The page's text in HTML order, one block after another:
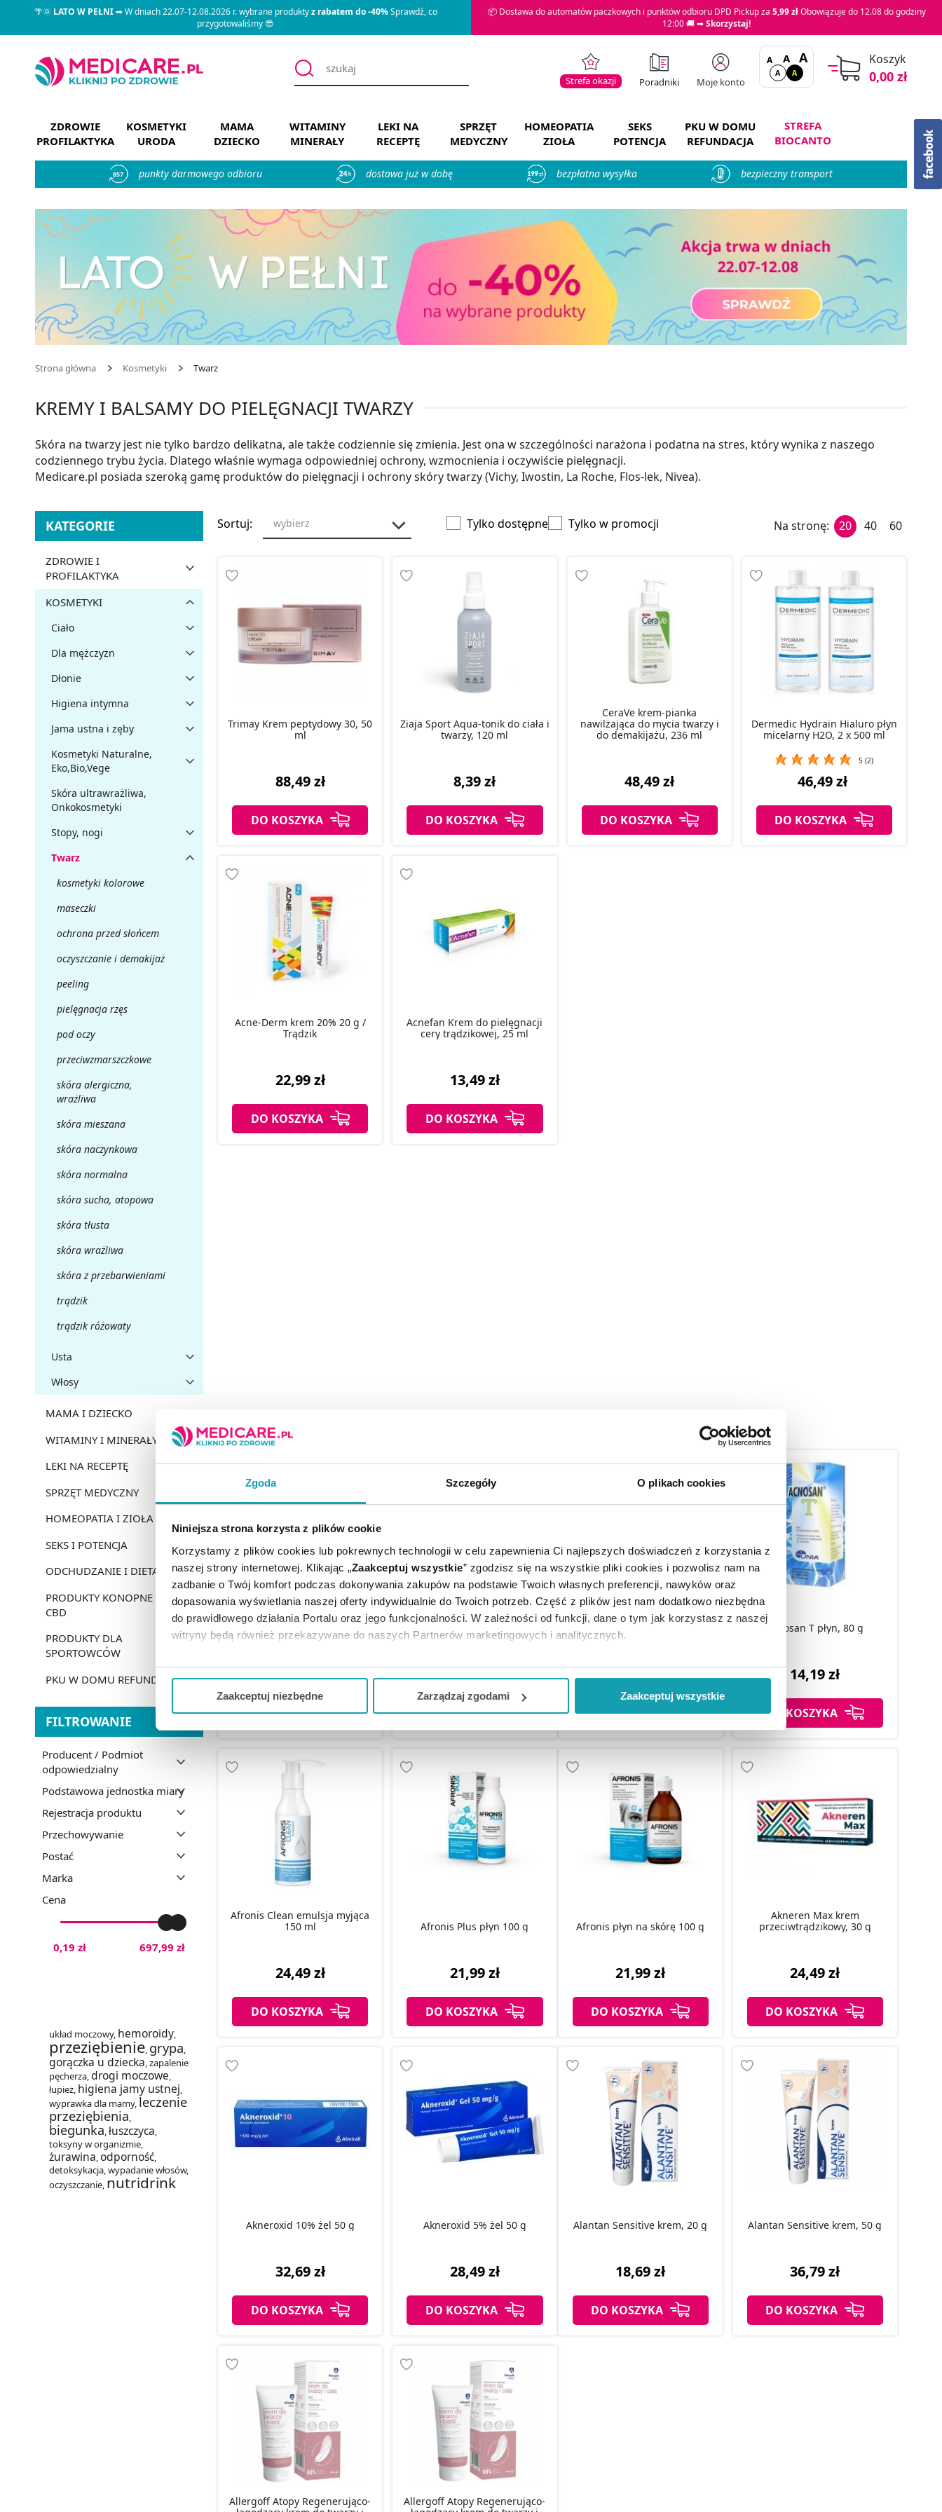
Zgoda Szczegóły O plikach cookies
Niniejsza strona korzysta z plików cookie
Korzystamy z plików cookies lub pokrewnych technologii w celu zapewnienia Ci najlepszych doświadczeń z korzystania z
naszej strony internetowej. Klikając „Zaakceptuj wszystkie” zgodzisz się na wszystkie pliki cookies i pozwolisz nam na
zadbanie o Twój komfort podczas dokonywania zakupów na podstawie Twoich własnych preferencji, nawyków oraz
dopasowania wyświetlania naszej oferty indywidualnie do Twoich potrzeb. Część z plików jest nam dodatkowo niezbędna
do prawidłowego działania Portalu oraz jego funkcjonalności. W zależności od funkcji, dane o tym jak korzystasz z naszej
witryny będą również przekazywane do naszych Partnerów marketingowych i analitycznych.
Jeżeli chcesz dostosować swoją zgodę i wybrać tylko niektóre dodatkowe funkcje, z którymi wiąże się zbieranie danych o
Ciebie danych, które nie są niezbędne dla funkcjonowania Strony. Będzie się to jednak wiązało z brakiem dostępu do
wszystkich funkcjonalności Strony.
Zaakceptuj niezbędne Zarządzaj zgodami Zaakceptuj wszystkie
🌴🌞LATO W PEŁNI➡ W dniach 22.07-12.08.2026 r. wybrane produktyz rabatem do -40%Sprawdź, co
przygotowaliśmy 😎
📦 Dostawa do automatów paczkowych i punktów odbioru DPD Pickup za 5,99 złObowiązuje do 12.08 do godziny
12:00 🚚 ➡Skorzystaj!
Strefa okazji Poradniki Moje konto
A A A
A A
Koszyk
0,00 zł
ZDROWIE
PROFILAKTYKA
KOSMETYKI
URODA
MAMA
DZIECKO
WITAMINY
MINERAŁY
LEKI NA
RECEPTĘ
SPRZĘT
MEDYCZNY
HOMEOPATIA
ZIOŁA
SEKS
POTENCJA
PKU W DOMU
REFUNDACJA
STREFA
BIOCANTO
857 punkty darmowego odbioru dostawa już w dobę bezpłatna wysyłka bezpieczny transport
Strona główna Kosmetyki Twarz
KREMY I BALSAMY DO PIELĘGNACJI TWARZY
Skóra na twarzy jest nie tylko bardzo delikatna, ale także codziennie się zmienia. Jest ona w szczególności narażona i podatna na stres, który wynika z naszego
codziennego trybu życia. Dlatego właśnie wymaga odpowiedniej ochrony, wzmocnienia i oczywiście pielęgnacji.
Medicare.pl posiada szeroką gamę produktów do pielęgnacji i ochrony skóry twarzy (Vichy, Iwostin, La Roche, Flos-lek, Nivea).
KATEGORIE
ZDROWIE I
PROFILAKTYKA
KOSMETYKI
Ciało
Dla mężczyzn
Dłonie
Higiena intymna
Jama ustna i zęby
Kosmetyki Naturalne,
Eko,Bio,Vege
Skóra ultrawrażliwa,
Onkokosmetyki
Stopy, nogi
Twarz
kosmetyki kolorowe
maseczki
ochrona przed słońcem
oczyszczanie i demakijaż
peeling
pielęgnacja rzęs
pod oczy
przeciwzmarszczkowe
skóra alergiczna,
wrażliwa
skóra mieszana
skóra naczynkowa
skóra normalna
skóra sucha, atopowa
skóra tłusta
skóra wrażliwa
skóra z przebarwieniami
trądzik
trądzik różowaty
Usta
Włosy
MAMA I DZIECKO
WITAMINY I MINERAŁY
LEKI NA RECEPTĘ
SPRZĘT MEDYCZNY
HOMEOPATIA I ZIOŁA
SEKS I POTENCJA
ODCHUDZANIE I DIETA
PRODUKTY KONOPNE
CBD
PRODUKTY DLA
SPORTOWCÓW
PKU W DOMU REFUNDACJA
FILTROWANIE
Producent / Podmiot
odpowiedzialny
Podstawowa jednostka miary
Rejestracja produktu
Przechowywanie
Postać
Marka
Cena
0,19 zł 697,99 zł
układ moczowy, hemoroidy,
przeziębienie, grypa,
gorączka u dziecka,zapalenie
pęcherza,drogi moczowe,
łupież, higiena jamy ustnej,
wyprawka dla mamy, leczenie
przeziębienia,
biegunka,łuszczyca,
toksyny w organizmie,
żurawina,odporność,
detoksykacja,wypadanie włosów,
oczyszczanie, nutridrink
Sortuj: wybierz Tylko dostępne Tylko w promocji Na stronę: 20 40 60
Trimay Krem peptydowy 30, 50
ml
88,49 zł
DO KOSZYKA
Ziaja Sport Aqua-tonik do ciała i
twarzy, 120 ml
8,39 zł
DO KOSZYKA
CeraVe krem-pianka
nawilżająca do mycia twarzy i
do demakijażu, 236 ml
48,49 zł
DO KOSZYKA
Dermedic Hydrain Hialuro płyn
micelarny H2O, 2 x 500 ml
5 (2)
46,49 zł
DO KOSZYKA
Acne-Derm krem 20% 20 g /
Trądzik
22,99 zł
DO KOSZYKA
Acnefan Krem do pielęgnacji
cery trądzikowej, 25 ml
13,49 zł
DO KOSZYKA
Acnex emulsja myjąca, 140 ml
18,99 zł
DO KOSZYKA
Acnex krem, trądzik, 35 g
19,49 zł
DO KOSZYKA
ACNEX Żel punktowy 15 g /
trądzik
13,99 zł
DO KOSZYKA
Acnosan T płyn, 80 g
14,19 zł
DO KOSZYKA
Afronis Clean emulsja myjąca
150 ml
24,49 zł
DO KOSZYKA
Afronis Plus płyn 100 g
21,99 zł
DO KOSZYKA
Afronis płyn na skórę 100 g
21,99 zł
DO KOSZYKA
Akneren Max krem
przeciwtrądzikowy, 30 g
24,49 zł
DO KOSZYKA
Akneroxid 10% żel 50 g
32,69 zł
DO KOSZYKA
Akneroxid 5% żel 50 g
28,49 zł
DO KOSZYKA
Alantan Sensitive krem, 20 g
18,69 zł
DO KOSZYKA
Alantan Sensitive krem, 50 g
36,79 zł
DO KOSZYKA
Allergoff Atopy Regenerująco-
Allergoff Atopy Regenerująco-